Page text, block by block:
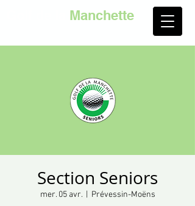
Manchette
Section Seniors
mer. 05 avr.
  |
Prévessin-Moëns